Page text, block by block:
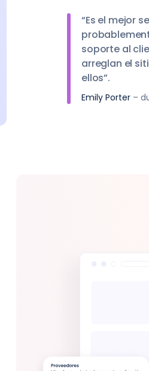
“Es el mejor
soporte al
arreglan el
ellos”.
Emily Porter –